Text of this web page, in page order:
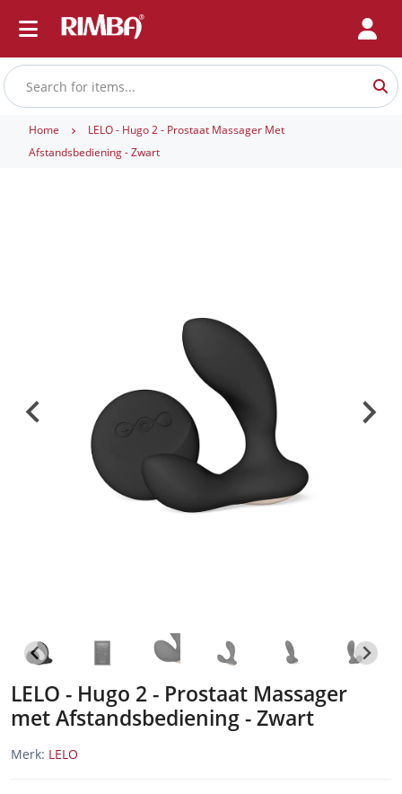
Home
LELO - Hugo 2 - Prostaat Massager Met
Afstandsbediening - Zwart
LELO - Hugo 2 - Prostaat Massager
met Afstandsbediening - Zwart
Merk: LELO